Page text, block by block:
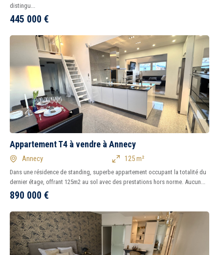
distingu...
445 000 €
Appartement T4 à vendre à Annecy
Annecy 125 m²
Dans une résidence de standing, superbe appartement occupant la totalité du
dernier étage, offrant 125m2 au sol avec des prestations hors norme. Aucun...
890 000 €